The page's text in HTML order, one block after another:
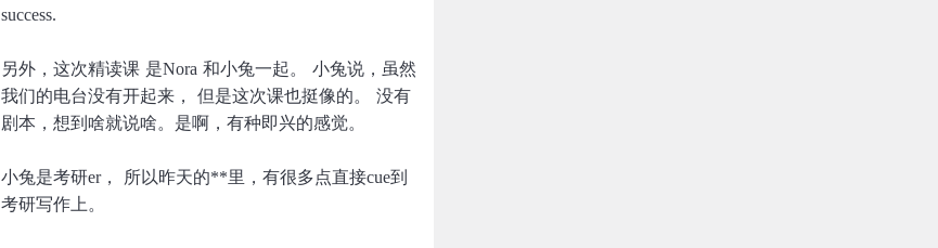
success.
另外，这次精读课 是Nora 和小兔一起。 小兔说，虽然
我们的电台没有开起来， 但是这次课也挺像的。 没有
剧本，想到啥就说啥。是啊，有种即兴的感觉。
小兔是考研er， 所以昨天的**里，有很多点直接cue到
考研写作上。